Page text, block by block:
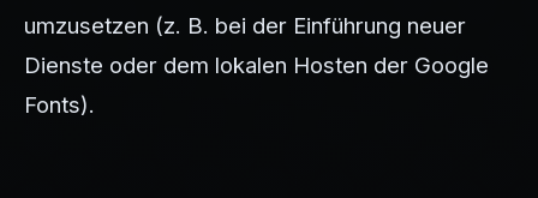
umzusetzen (z. B. bei der Einführung neuer
Dienste oder dem lokalen Hosten der Google
Fonts).